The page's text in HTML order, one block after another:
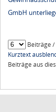
GmbH
Beiträge /
Kurztext
Beiträge aus